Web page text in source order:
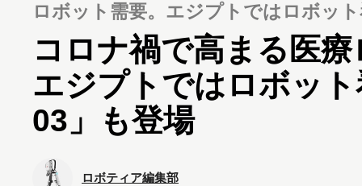
ロボット需要。エジプトではロボッ
コロナ禍で高まる医
エジプトではロボッ
03」も登場
ロボティア編集部